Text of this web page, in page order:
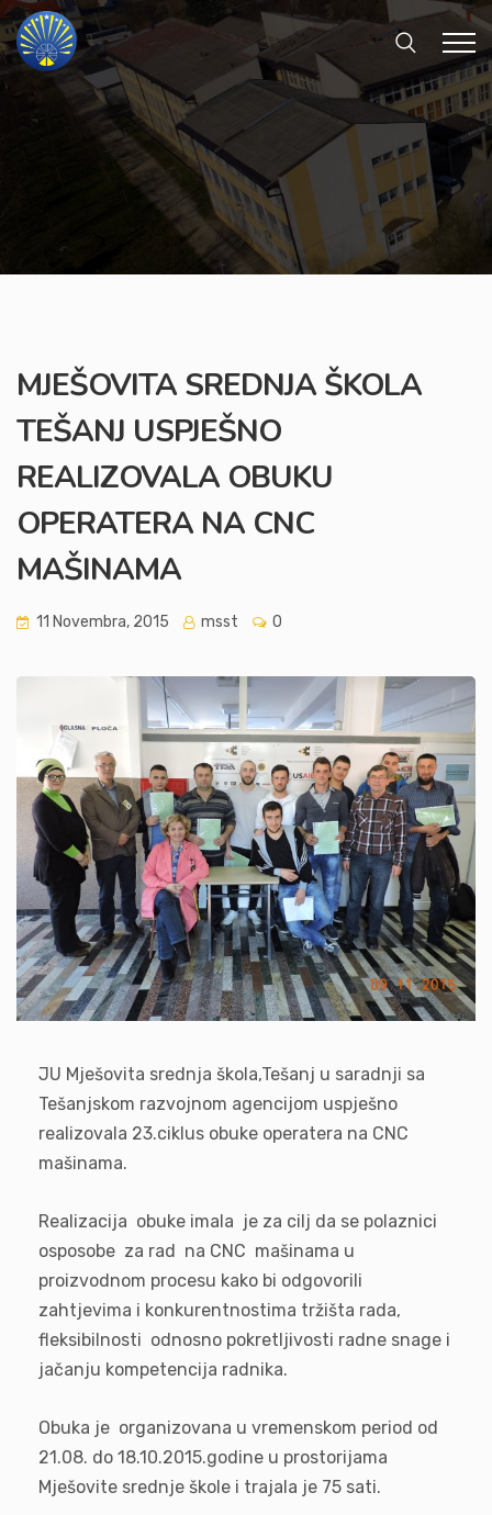
MJEŠOVITA SREDNJA ŠKOLA
TEŠANJ USPJEŠNO
REALIZOVALA OBUKU
OPERATERA NA CNC
MAŠINAMA
11 Novembra, 2015 msst 0
JU Mješovita srednja škola,Tešanj u saradnji sa
Tešanjskom razvojnom agencijom uspješno
realizovala 23.ciklus obuke operatera na CNC
mašinama.
Realizacija obuke imala je za cilj da se polaznici
osposobe za rad na CNC mašinama u
proizvodnom procesu kako bi odgovorili
zahtjevima i konkurentnostima tržišta rada,
fleksibilnosti odnosno pokretljivosti radne snage i
jačanju kompetencija radnika.
Obuka je organizovana u vremenskom period od
21.08. do 18.10.2015.godine u prostorijama
Mješovite srednje škole i trajala je 75 sati.